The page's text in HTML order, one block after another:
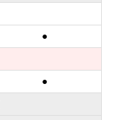
●
●